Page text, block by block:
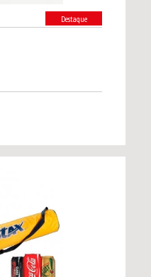
Destaque